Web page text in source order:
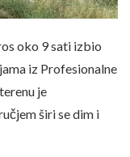
oko 9 sati izbio
iz Profesionalne
je
širi se dim i